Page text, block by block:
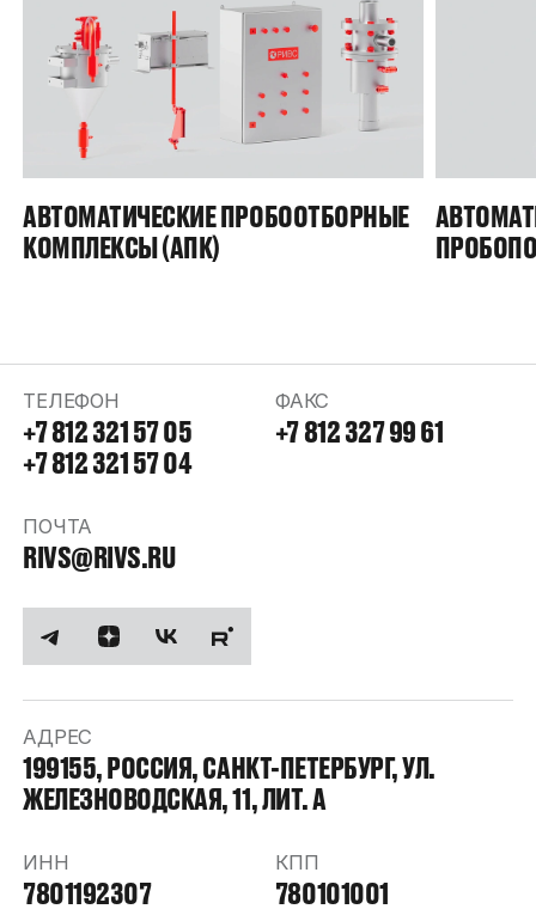
АВТОМАТИЧЕСКИЕ ПРОБООТБОРНЫЕ
КОМПЛЕКСЫ (АПК)
ТЕЛЕФОН
+7 812 321 57 05
+7 812 321 57 04
ФАКС
+7 812 327 99 61
ПОЧТА
RIVS@RIVS.RU
АДРЕС
199155, РОССИЯ, САНКТ-ПЕТЕРБУРГ, УЛ.
ЖЕЛЕЗНОВОДСКАЯ, 11, ЛИТ. А
ИНН
7801192307
КПП
780101001